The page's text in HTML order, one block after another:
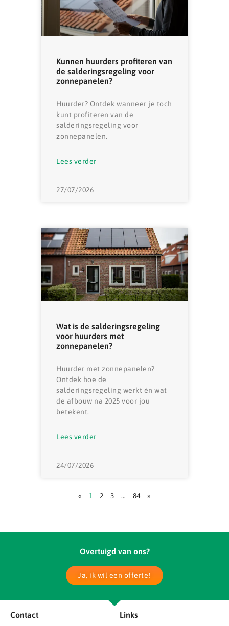
Kunnen huurders profiteren van
de salderingsregeling voor
zonnepanelen?
Huurder? Ontdek wanneer je toch
kunt profiteren van de
salderingsregeling voor
zonnepanelen.
Lees verder
27/07/2026
Wat is de salderingsregeling
voor huurders met
zonnepanelen?
Huurder met zonnepanelen?
Ontdek hoe de
salderingsregeling werkt én wat
de afbouw na 2025 voor jou
betekent.
Lees verder
24/07/2026
« 1 2 3 … 84 »
Overtuigd van ons?
Ja, ik wil een offerte!
Contact Links